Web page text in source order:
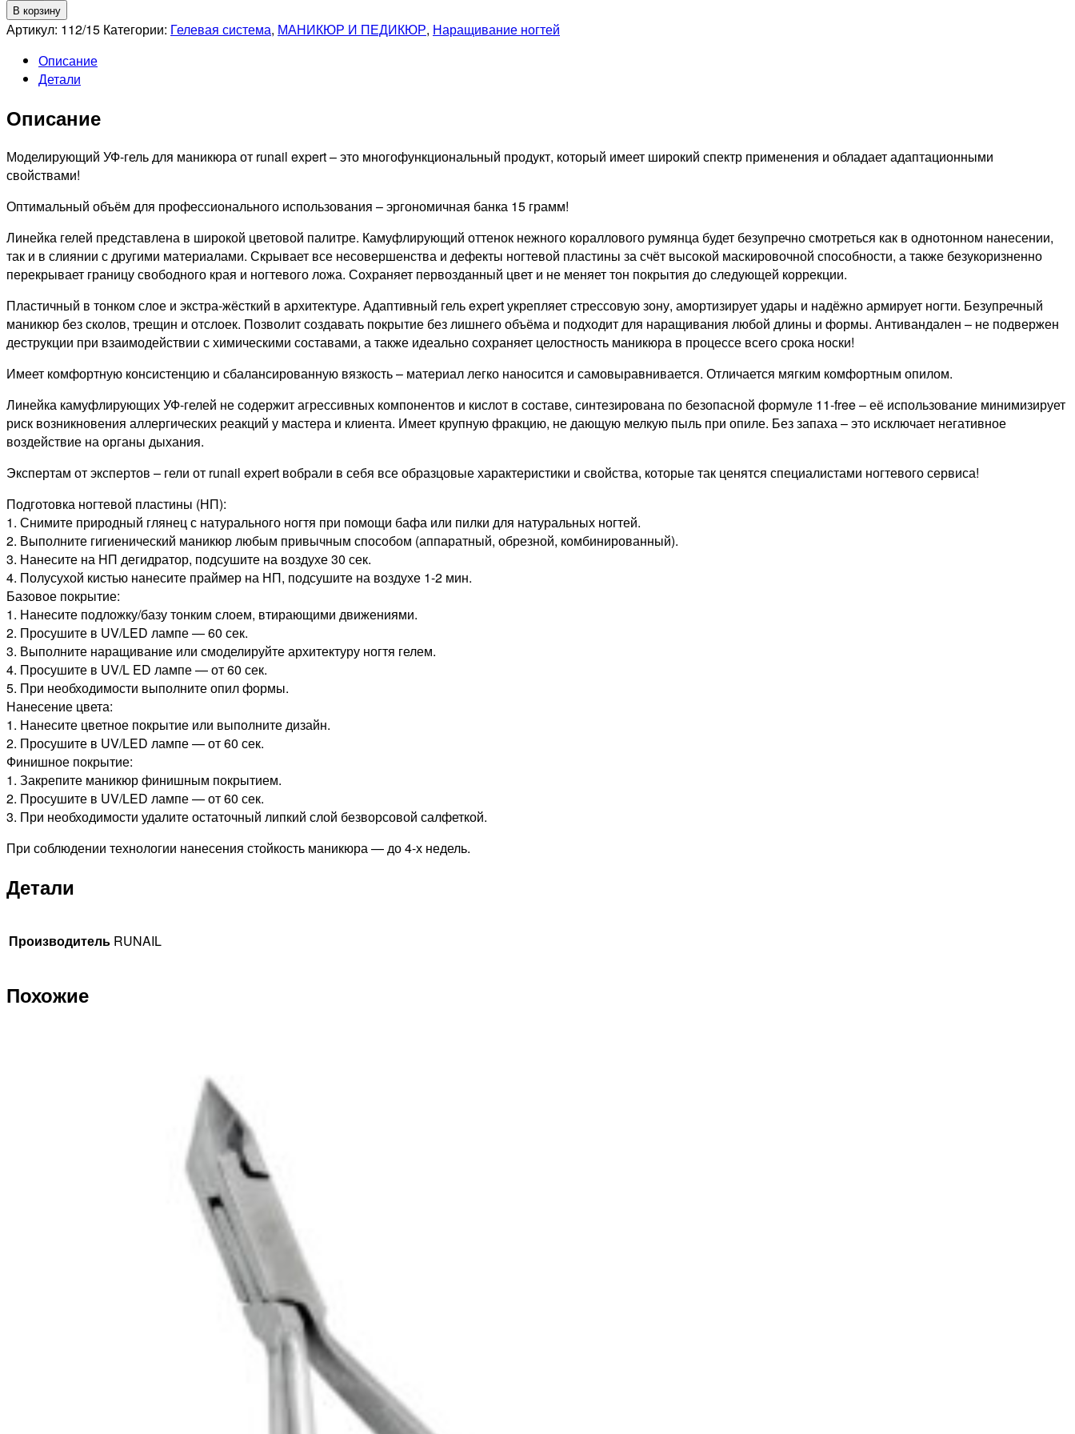
товара
RUNAIL
моделирующий
UV
GEL
№112,
15г
В корзину
Артикул: 112/15 Категории: Гелевая система, МАНИКЮР И ПЕДИКЮР, Наращивание ногтей
Описание
Детали
Описание
Моделирующий УФ-гель для маникюра от runail expert – это многофункциональный продукт, который имеет широкий спектр применения и обладает адаптационными
свойствами!
Оптимальный объём для профессионального использования – эргономичная банка 15 грамм!
Линейка гелей представлена в широкой цветовой палитре. Камуфлирующий оттенок нежного кораллового румянца будет безупречно смотреться как в однотонном нанесении,
так и в слиянии с другими материалами. Скрывает все несовершенства и дефекты ногтевой пластины за счёт высокой маскировочной способности, а также безукоризненно
перекрывает границу свободного края и ногтевого ложа. Сохраняет первозданный цвет и не меняет тон покрытия до следующей коррекции.
Пластичный в тонком слое и экстра-жёсткий в архитектуре. Адаптивный гель expert укрепляет стрессовую зону, амортизирует удары и надёжно армирует ногти. Безупречный
маникюр без сколов, трещин и отслоек. Позволит создавать покрытие без лишнего объёма и подходит для наращивания любой длины и формы. Антивандален – не подвержен
деструкции при взаимодействии с химическими составами, а также идеально сохраняет целостность маникюра в процессе всего срока носки!
Имеет комфортную консистенцию и сбалансированную вязкость – материал легко наносится и самовыравнивается. Отличается мягким комфортным опилом.
Линейка камуфлирующих УФ-гелей не содержит агрессивных компонентов и кислот в составе, синтезирована по безопасной формуле 11-free – её использование минимизирует
риск возникновения аллергических реакций у мастера и клиента. Имеет крупную фракцию, не дающую мелкую пыль при опиле. Без запаха – это исключает негативное
воздействие на органы дыхания.
Экспертам от экспертов – гели от runail expert вобрали в себя все образцовые характеристики и свойства, которые так ценятся специалистами ногтевого сервиса!
Подготовка ногтевой пластины (НП):
1. Снимите природный глянец с натурального ногтя при помощи бафа или пилки для натуральных ногтей.
2. Выполните гигиенический маникюр любым привычным способом (аппаратный, обрезной, комбинированный).
3. Нанесите на НП дегидратор, подсушите на воздухе 30 сек.
4. Полусухой кистью нанесите праймер на НП, подсушите на воздухе 1-2 мин.
Базовое покрытие:
1. Нанесите подложку/базу тонким слоем, втирающими движениями.
2. Просушите в UV/LED лампе — 60 сек.
3. Выполните наращивание или смоделируйте архитектуру ногтя гелем.
4. Просушите в UV/L ED лампе — от 60 сек.
5. При необходимости выполните опил формы.
Нанесение цвета:
1. Нанесите цветное покрытие или выполните дизайн.
2. Просушите в UV/LED лампе — от 60 сек.
Финишное покрытие:
1. Закрепите маникюр финишным покрытием.
2. Просушите в UV/LED лампе — от 60 сек.
3. При необходимости удалите остаточный липкий слой безворсовой салфеткой.
При соблюдении технологии нанесения стойкость маникюра — до 4-х недель.
Детали
Производитель RUNAIL
Похожие